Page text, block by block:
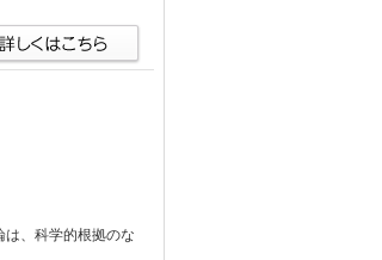
、科学的根拠のな